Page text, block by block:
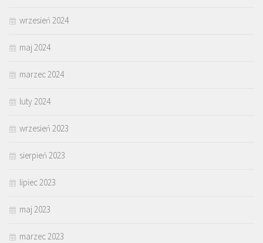
wrzesień 2024
maj 2024
marzec 2024
luty 2024
wrzesień 2023
sierpień 2023
lipiec 2023
maj 2023
marzec 2023